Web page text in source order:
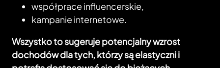
współprace influencerskie,
kampanie internetowe.
Wszystko to sugeruje potencjalny wzrost
dochodów dla tych, którzy są elastyczni i